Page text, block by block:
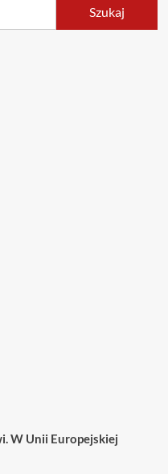
Szukaj
W Unii Europejskiej